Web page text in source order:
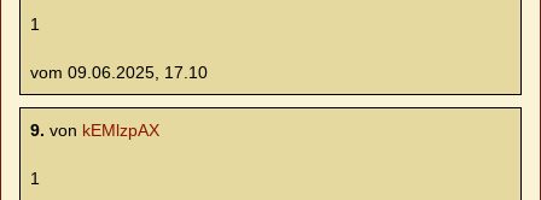
1
vom 09.06.2025, 17.10
9. von kEMlzpAX
1